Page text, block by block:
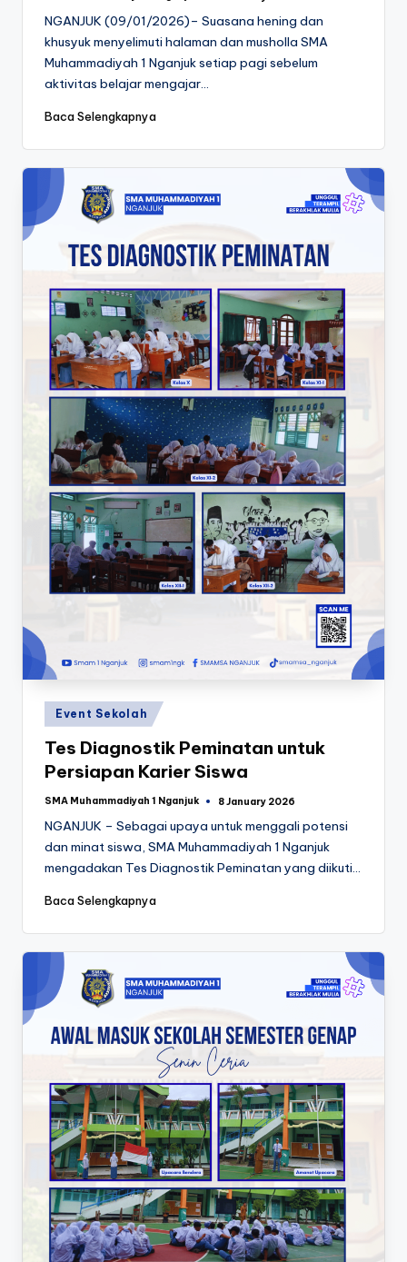
NGANJUK (09/01/2026)– Suasana hening dan
khusyuk menyelimuti halaman dan musholla SMA
Muhammadiyah 1 Nganjuk setiap pagi sebelum
aktivitas belajar mengajar…
Baca Selengkapnya
Posted
in
Event Sekolah
Tes Diagnostik Peminatan untuk
Persiapan Karier Siswa
Posted
SMA Muhammadiyah 1 Nganjuk 8 January 2026
NGANJUK – Sebagai upaya untuk menggali potensi
dan minat siswa, SMA Muhammadiyah 1 Nganjuk
mengadakan Tes Diagnostik Peminatan yang diikuti…
Baca Selengkapnya